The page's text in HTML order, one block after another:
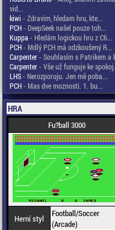
vid...
kiwi - Zdravim, hledam hru, kte...
PCH- DeepSeek našel pouze toh...
Kuppa - Hledám logickou hru z C6...
PCH- Mdlý PCH má odzkoušený R...
Carpenter- Souhlasím s Patrikem a
Carpenter- Vše už funguje ke
LHS- Nerozporuju. Jen mě poba...
PCH- Mas dve moznosti. 1. bu...
HRA
Fu?ball 3000
Herní styl
Football/Soccer
(Arcade)